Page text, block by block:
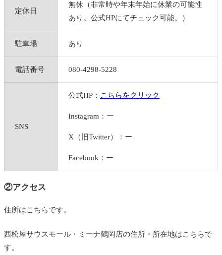
定休日
無休（非常時や年末年始に休業の可能性
あり。公式HPにてチェック可能。）
駐車場 あり
電話番号 080-4298-5228
SNS
公式HP： こちらをクリック
Instagram：ー
X（旧Twitter）：ー
Facebook：ー
②アクセス
住所はこちらです。
西松屋サウスモール・ミーナ鶴岡店の住所・所在地はこちらで
す。